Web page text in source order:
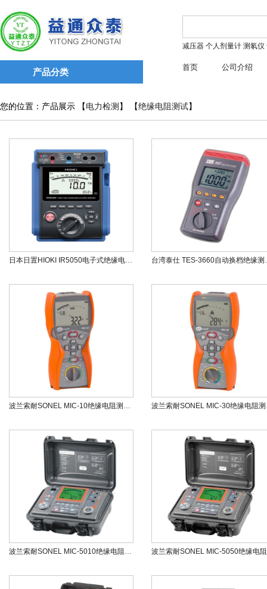
产品分类
减压器 个人剂量计 测氡仪
首页 公司介绍
您的位置：产品展示 【 电力检测 】 【绝缘电阻测试】
日本日置HIOKI IR5050电子式绝缘电阻表 台湾泰
波兰索耐SONEL MIC-10绝缘电阻测试仪 波
波兰索耐SONEL MIC-5010绝缘电阻测试仪